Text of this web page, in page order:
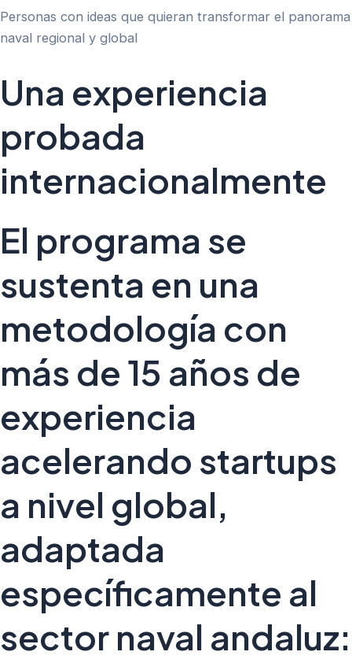
Personas con ideas que quieran transformar el panorama
naval regional y global
Una experiencia
probada
internacionalmente
El programa se
sustenta en una
metodología con
más de 15 años de
experiencia
acelerando startups
a nivel global,
adaptada
específicamente al
sector naval andaluz: